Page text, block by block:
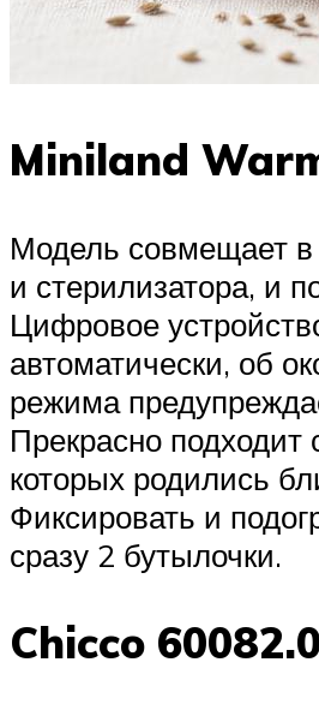
Miniland
Модель совмещает
и стерилизатора, и
Цифровое
автоматически, об
режима
Прекрасно подходит
которых родились
Фиксировать и
сразу 2 бутылочки.
Chicco